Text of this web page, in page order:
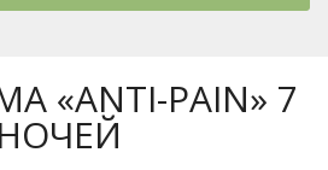
«ANTI-PAIN» 7
НОЧЕЙ